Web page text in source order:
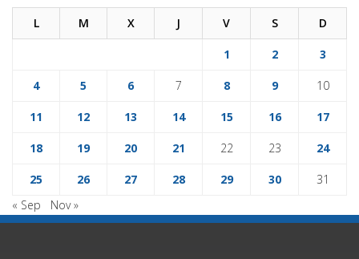
L M X J V S D
1 2 3
4 5 6 7 8 9 10
11 12 13 14 15 16 17
18 19 20 21 22 23 24
25 26 27 28 29 30
31
« Sep
Nov »